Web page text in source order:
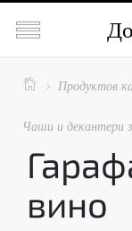

  Продуктов
Чаши и декантери
вино